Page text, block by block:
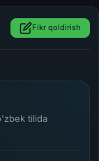
Fikr qoldirish
tilida